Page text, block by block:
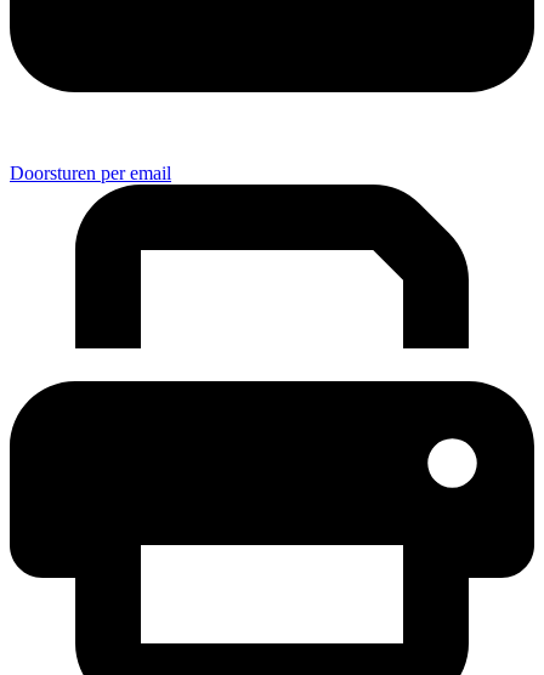
Doorsturen per email